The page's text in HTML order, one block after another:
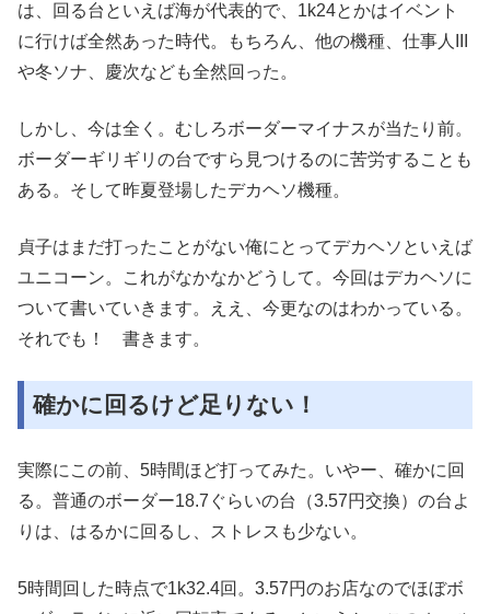
は、回る台といえば海が代表的で、1k24とかはイベント
に行けば全然あった時代。もちろん、他の機種、仕事人III
や冬ソナ、慶次なども全然回った。
しかし、今は全く。むしろボーダーマイナスが当たり前。
ボーダーギリギリの台ですら見つけるのに苦労することも
ある。そして昨夏登場したデカヘソ機種。
貞子はまだ打ったことがない俺にとってデカヘソといえば
ユニコーン。これがなかなかどうして。今回はデカヘソに
ついて書いていきます。ええ、今更なのはわかっている。
それでも！ 書きます。
確かに回るけど足りない！
実際にこの前、5時間ほど打ってみた。いやー、確かに回
る。普通のボーダー18.7ぐらいの台（3.57円交換）の台よ
りは、はるかに回るし、ストレスも少ない。
5時間回した時点で1k32.4回。3.57円のお店なのでほぼボ